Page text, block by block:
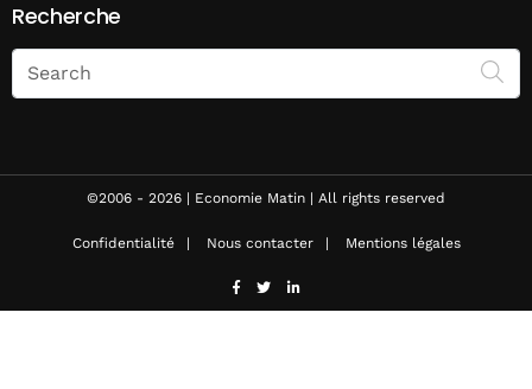
Recherche
Search
on
Economie
©2006 - 2026 | Economie Matin | All rights reserved
Confidentialité Nous contacter Mentions légales
facebook
twitterlinkedin